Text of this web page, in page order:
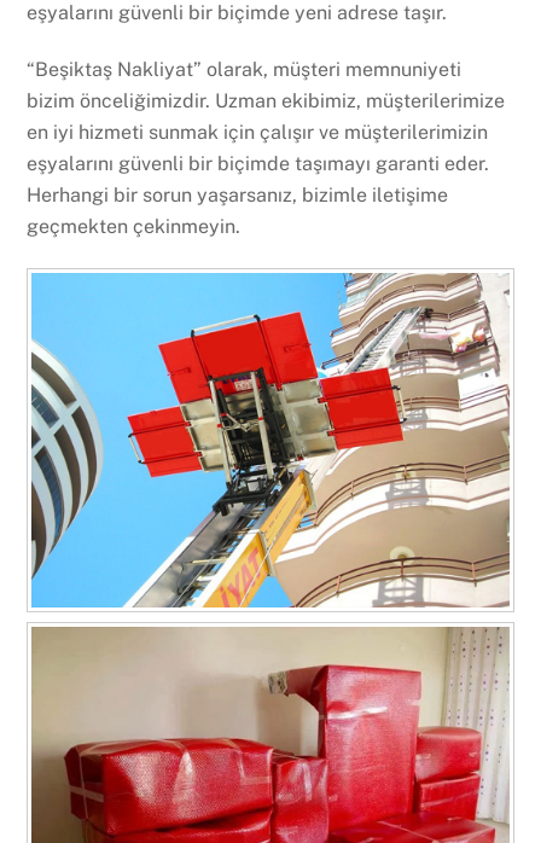
eşyalarını güvenli bir biçimde yeni adrese taşır.
“Beşiktaş Nakliyat” olarak, müşteri memnuniyeti
bizim önceliğimizdir. Uzman ekibimiz, müşterilerimize
en iyi hizmeti sunmak için çalışır ve müşterilerimizin
eşyalarını güvenli bir biçimde taşımayı garanti eder.
Herhangi bir sorun yaşarsanız, bizimle iletişime
geçmekten çekinmeyin.